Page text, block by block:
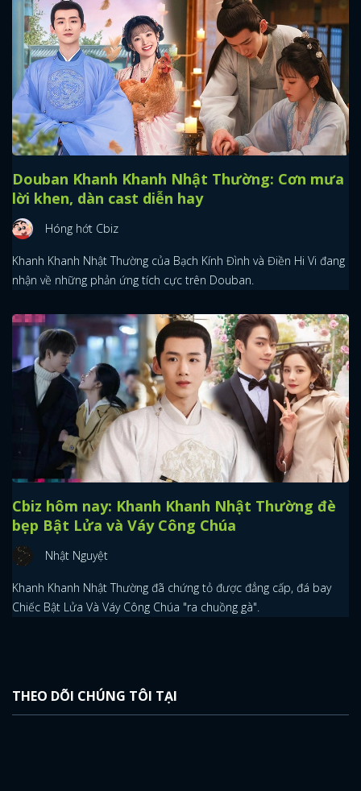
Douban Khanh Khanh Nhật Thường: Cơn mưa
lời khen, dàn cast diễn hay
Hóng hớt Cbiz
Khanh Khanh Nhật Thường của Bạch Kính Đình và Điền Hi Vi đang
nhận về những phản ứng tích cực trên Douban.
Cbiz hôm nay: Khanh Khanh Nhật Thường đè
bẹp Bật Lửa và Váy Công Chúa
Nhật Nguyệt
Khanh Khanh Nhật Thường đã chứng tỏ được đẳng cấp, đá bay
Chiếc Bật Lửa Và Váy Công Chúa "ra chuồng gà".
THEO DÕI CHÚNG TÔI TẠI